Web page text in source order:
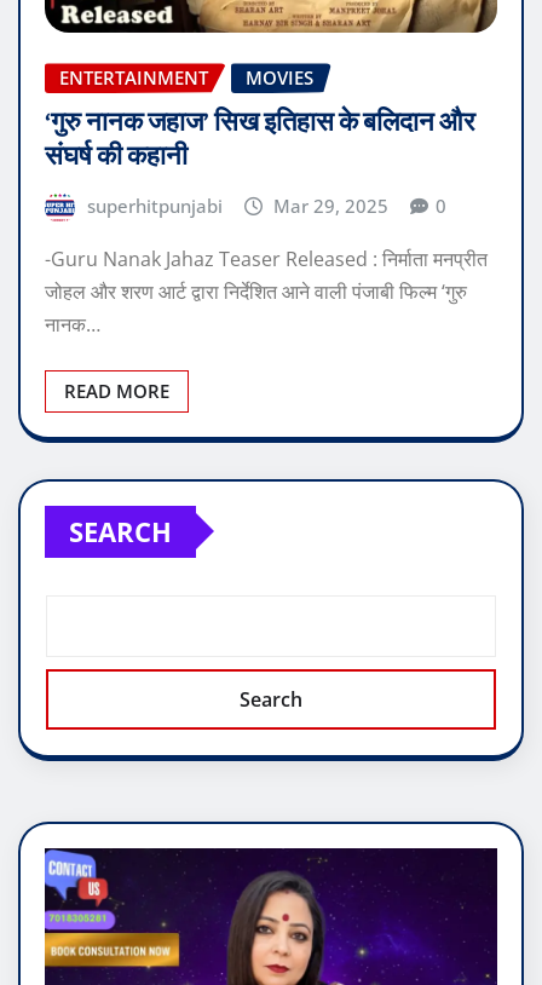
ENTERTAINMENT MOVIES
‘गुरु नानक जहाज’ सिख इतिहास के बलिदान और
संघर्ष की कहानी
superhitpunjabi Mar 29, 2025 0
-Guru Nanak Jahaz Teaser Released : निर्माता मनप्रीत
जोहल और शरण आर्ट द्वारा निर्देशित आने वाली पंजाबी फिल्म ‘गुरु
नानक…
READ MORE
SEARCH
Search